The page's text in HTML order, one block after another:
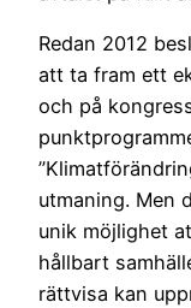
Redan 2012
att ta fram ett
och på
utmaning. Men
unik möjlighet
hållbart
rättvisa kan